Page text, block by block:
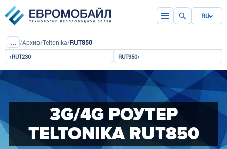
RU
... /Архив/Teltonika/RUT850
‹RUT230 RUT950›
3G/4G РОУТЕР
TELTONIKA RUT850